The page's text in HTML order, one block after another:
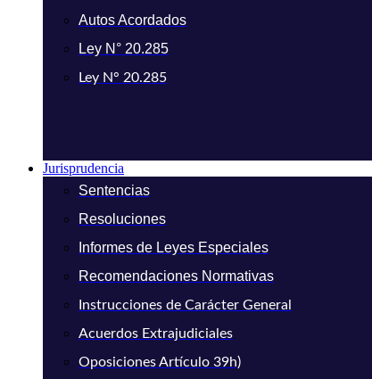
Autos Acordados
Ley N° 20.285
Ley N° 20.285
Jurisprudencia
Sentencias
Resoluciones
Informes de Leyes Especiales
Recomendaciones Normativas
Instrucciones de Carácter General
Acuerdos Extrajudiciales
Oposiciones Artículo 39h)